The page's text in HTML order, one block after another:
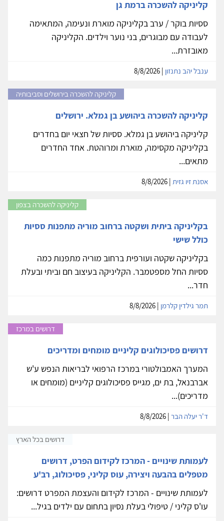
קליניקה להשכרה ברמת גן
ססיות בוקר / ערב בקליניקה מוארת ונעימה, המתאימה
לעבודה עם מבוגרים, בני נוער וילדים. הקליניקה
מאובזרת...
ענבל יהב נתנזון
קליניקה להשכרה בירושלים וסביבותיה
קליניקה להשכרה ביהושע בן גמלא. ירושלים
קליניקה ביהושע בן גמלא. ססיות של חצאי יום בחדרים
בקליניקה מקסימה, מוארת ומרוהטת. אחד החדרים
מתאים...
אסנת זיו גזית
קליניקה להשכרה בצפון
בקליניקה ביתית ושקטה ברחוב מוריה מתפנות ססיות
כולל שישי
בקליניקה שקטה ועורפית ברחוב מוריה מתפנות כמה
ססיות החל מספטמבר. הקליניקה בעיצוב חם וביתי ובעלת
חדר...
תמר גילדין קלרמן
דרושים במרכז
דרושים פסיכולוגים קליניים מומחים ומדריכים
המערך האמבולטורי במרכז הרפואי לבריאות הנפש ע'ש
אברבנאל, בת ים, מגייס פסיכולוגים קליניים (מומחים או
מדריכים)...
ד'ר יעלה הבר
דרושים בכל הארץ
לעמותת שינויים - המרכז לקידום הפרט, דרושים
מטפלים בהבעה ויצירה, עוס קליני, פסיכולוג, רב'ע
לעמותת שינויים - המרכז לקידום והעצמת המפרט דרושים:
עו'ס קליני / טיפולי בעלת נסיון בתחום עם ילדים בגיל...